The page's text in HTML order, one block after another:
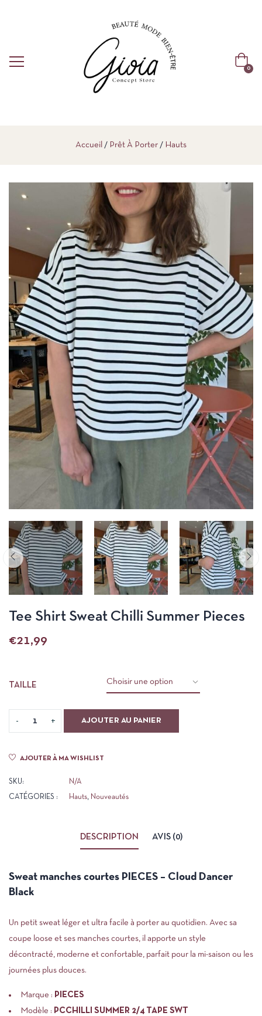
0
Accueil Prêt À Porter Hauts
Tee Shirt Sweat Chilli Summer Pieces
€21,99
TAILLE
AJOUTER AU PANIER
AJOUTER À MA WISHLIST
SKU: N/A
CATÉGORIES : Hauts, Nouveautés
DESCRIPTION AVIS (0)
Sweat manches courtes PIECES – Cloud Dancer
Black
Un petit sweat léger et ultra facile à porter au quotidien. Avec sa
coupe loose et ses manches courtes, il apporte un style
décontracté, moderne et confortable, parfait pour la mi-saison ou les
journées plus douces.
Marque : PIECES
Modèle : PCCHILLI SUMMER 2/4 TAPE SWT